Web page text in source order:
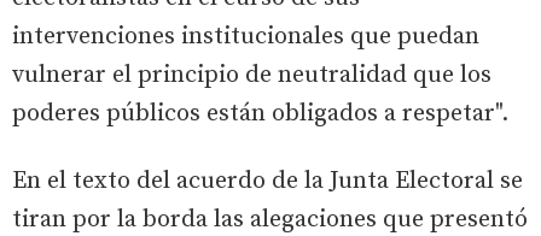
intervenciones institucionales que puedan
vulnerar el principio de neutralidad que los
poderes públicos están obligados a respetar".
En el texto del acuerdo de la Junta Electoral se
tiran por la borda las alegaciones que presentó